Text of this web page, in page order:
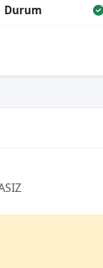
Durum